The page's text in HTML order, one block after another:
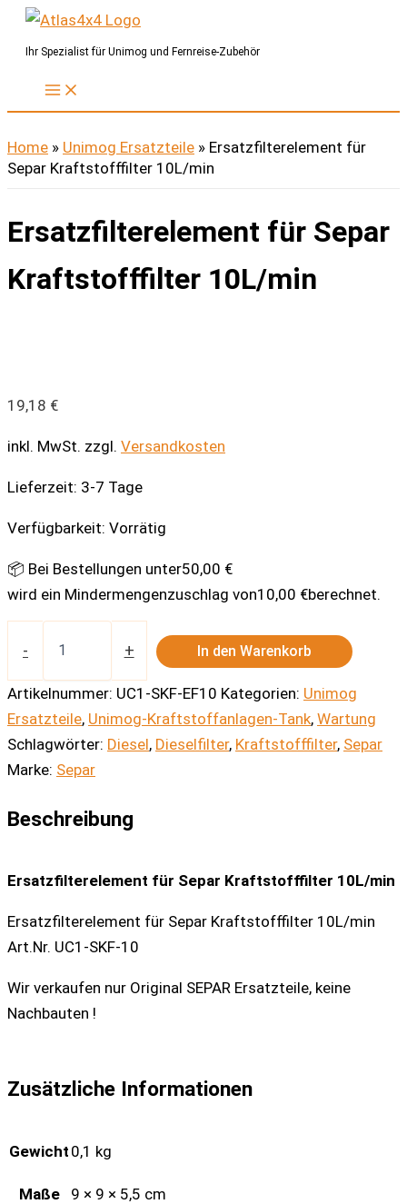
Zum
InhaltIhr Spezialist für Unimog und Fernreise-Zubehör
Home » Unimog Ersatzteile » Ersatzfilterelement für
Separ Kraftstofffilter 10L/min
Ersatzfilterelement für Separ
Kraftstofffilter 10L/min
19,18 €
inkl. MwSt. zzgl. Versandkosten
Lieferzeit: 3-7 Tage
Verfügbarkeit: Vorrätig
📦 Bei Bestellungen unter50,00 €
wird ein Mindermengenzuschlag von10,00 €berechnet.
-
Kraftstofffilter
10L/min
Menge
+ In den Warenkorb
Artikelnummer: UC1-SKF-EF10 Kategorien: Unimog
Ersatzteile, Unimog-Kraftstoffanlagen-Tank, Wartung
Schlagwörter: Diesel, Dieselfilter, Kraftstofffilter, Separ
Marke: Separ
Beschreibung
Ersatzfilterelement für Separ Kraftstofffilter 10L/min
Ersatzfilterelement für Separ Kraftstofffilter 10L/min
Art.Nr. UC1-SKF-10
Wir verkaufen nur Original SEPAR Ersatzteile, keine
Nachbauten !
Zusätzliche Informationen
Gewicht 0,1 kg
Maße 9 × 9 × 5,5 cm